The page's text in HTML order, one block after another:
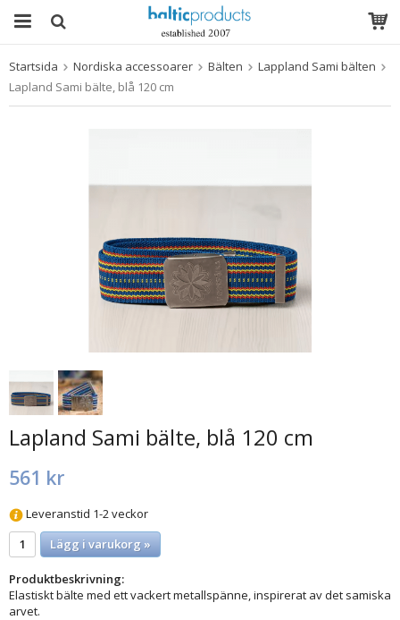
Produkten har blivit tillagd i varukorgen
Startsida Nordiska accessoarer Bälten
Lappland Sami bälten
Lapland Sami bälte, blå 120 cm
Lapland Sami bälte, blå 120 cm
561 kr
Leveranstid 1-2 veckor
Lägg i varukorg »
Produktbeskrivning:
Elastiskt bälte med ett vackert metallspänne, inspirerat av det samiska
arvet.